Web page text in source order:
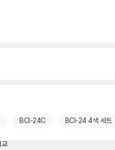
BCI-24C BCI-24 4색 세트